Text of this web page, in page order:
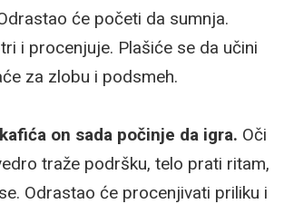
će početi da sumnja.
i procenjuje. Plašiće se da učini
za zlobu i podsmeh.
on sada počinje da igra. Oči
traže podršku, telo prati ritam,
Odrastao će procenjivati priliku i